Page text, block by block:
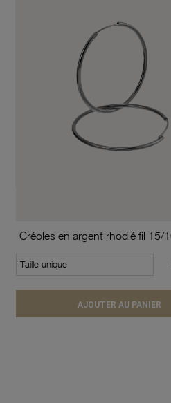
Taille unique
AJOUTER AU PANIER